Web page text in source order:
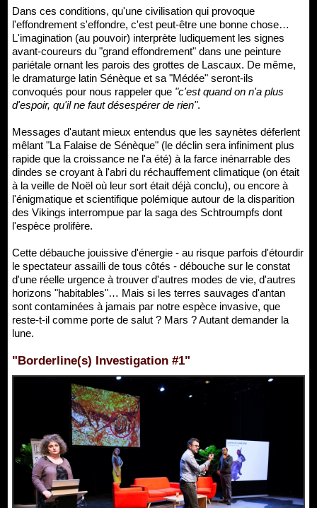
Dans ces conditions, qu'une civilisation qui provoque
l'effondrement s'effondre, c'est peut-être une bonne chose…
L'imagination (au pouvoir) interprète ludiquement les signes
avant-coureurs du "grand effondrement" dans une peinture
pariétale ornant les parois des grottes de Lascaux. De même,
le dramaturge latin Sénèque et sa "Médée" seront-ils
convoqués pour nous rappeler que "c'est quand on n'a plus
d'espoir, qu'il ne faut désespérer de rien".
Messages d'autant mieux entendus que les saynètes déferlent
mêlant "La Falaise de Sénèque" (le déclin sera infiniment plus
rapide que la croissance ne l'a été) à la farce inénarrable des
dindes se croyant à l'abri du réchauffement climatique (on était
à la veille de Noël où leur sort était déjà conclu), ou encore à
l'énigmatique et scientifique polémique autour de la disparition
des Vikings interrompue par la saga des Schtroumpfs dont
l'espèce prolifère.
Cette débauche jouissive d'énergie - au risque parfois d'étourdir
le spectateur assailli de tous côtés - débouche sur le constat
d'une réelle urgence à trouver d'autres modes de vie, d'autres
horizons "habitables"… Mais si les terres sauvages d'antan
sont contaminées à jamais par notre espèce invasive, que
reste-t-il comme porte de salut ? Mars ? Autant demander la
lune.
"Borderline(s) Investigation #1"